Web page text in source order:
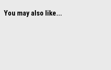
You may also like...